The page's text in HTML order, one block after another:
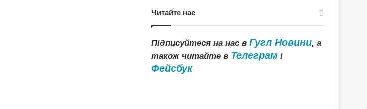
Читайте нас
Підписуйтеся на нас вГугл Новини, а
також читайте в Телеграм і
Фейсбук